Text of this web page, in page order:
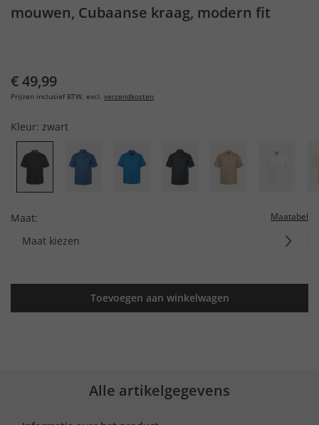
mouwen, Cubaanse kraag, modern fit
€ 49,99
Prijzen inclusief BTW, excl. verzendkosten
Kleur: zwart
Maat: Maatabel
Maat kiezen
Toevoegen aan winkelwagen
Alle artikelgegevens